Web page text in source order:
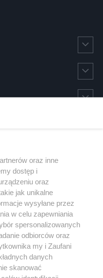
Instagram Youtube
oraz inne
dostęp i
oraz
jak unikalne
wysyłane przez
w celu zapewniania
spersonalizowanych
odbiorców oraz
my i Zaufani
danych
skanować